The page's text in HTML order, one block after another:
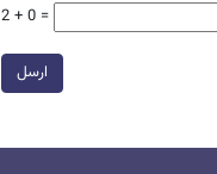
2 + 0 =
ارسل